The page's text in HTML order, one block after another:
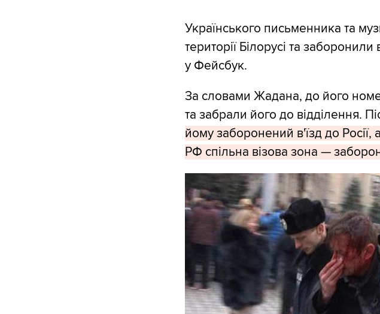
Українського письменника та
території Білорусі та
у Фейсбук.
За словами Жадана, до його
та забрали його до відділення.
йому заборонений в'їзд до Росії,
РФ спільна візова зона —